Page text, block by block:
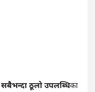
सबैभन्दा ठूलो उपलब्धिका